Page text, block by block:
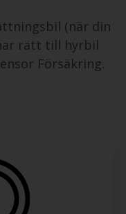
(när din
rätt till hyrbil
Försäkring.